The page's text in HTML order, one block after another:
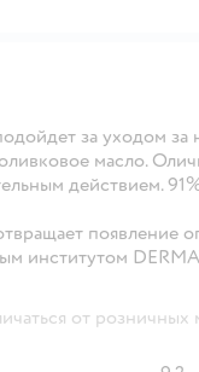
за уходом
масло.
действием.
появление
институтом
от розничных